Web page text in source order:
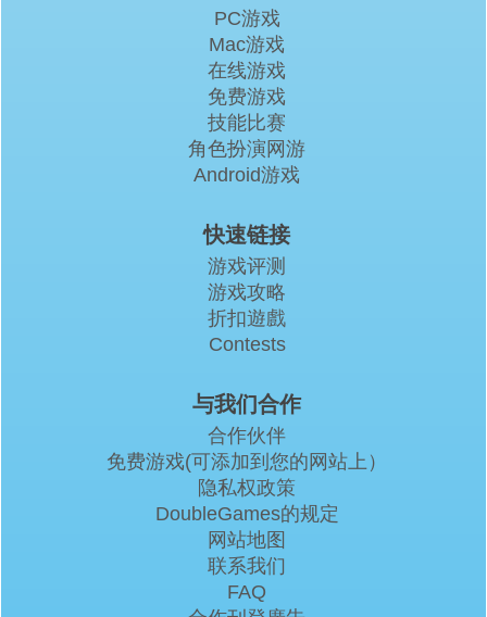
PC游戏
Mac游戏
在线游戏
免费游戏
技能比赛
角色扮演网游
Android游戏
快速链接
游戏评测
游戏攻略
折扣遊戲
Contests
与我们合作
合作伙伴
免费游戏(可添加到您的网站上）
隐私权政策
DoubleGames的规定
网站地图
联系我们
FAQ